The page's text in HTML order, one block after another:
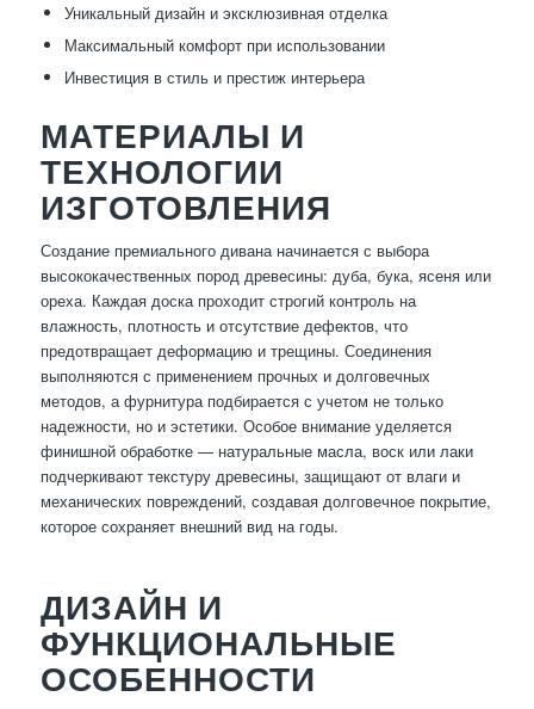
Уникальный дизайн и эксклюзивная отделка
Максимальный комфорт при использовании
Инвестиция в стиль и престиж интерьера
МАТЕРИАЛЫ И
ТЕХНОЛОГИИ
ИЗГОТОВЛЕНИЯ
Создание премиального дивана начинается с выбора
высококачественных пород древесины: дуба, бука, ясеня или
ореха. Каждая доска проходит строгий контроль на
влажность, плотность и отсутствие дефектов, что
предотвращает деформацию и трещины. Соединения
выполняются с применением прочных и долговечных
методов, а фурнитура подбирается с учетом не только
надежности, но и эстетики. Особое внимание уделяется
финишной обработке — натуральные масла, воск или лаки
подчеркивают текстуру древесины, защищают от влаги и
механических повреждений, создавая долговечное покрытие,
которое сохраняет внешний вид на годы.
ДИЗАЙН И
ФУНКЦИОНАЛЬНЫЕ
ОСОБЕННОСТИ